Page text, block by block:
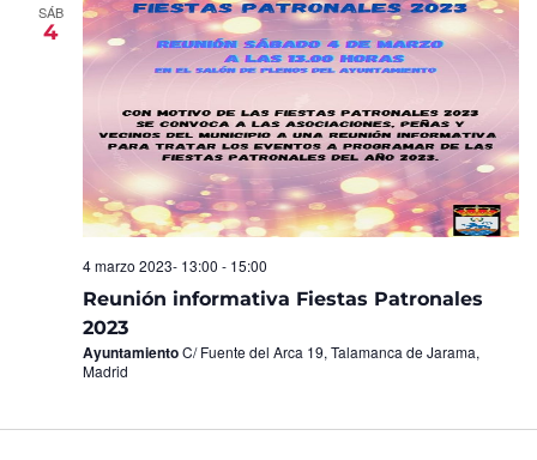
SÁB
4
Reunión informativa Fiestas Patronales
2023
4 marzo 2023- 13:00 - 15:00
AyuntamientoC/ Fuente del Arca 19, Talamanca de Jarama,
Madrid